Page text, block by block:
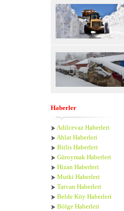
Haberler
Adilcevaz Haberleri
Ahlat Haberleri
Bitlis Haberleri
Güroymak Haberleri
Hizan Haberleri
Mutki Haberleri
Tatvan Haberleri
Belde Köy Haberleri
Bölge Haberleri